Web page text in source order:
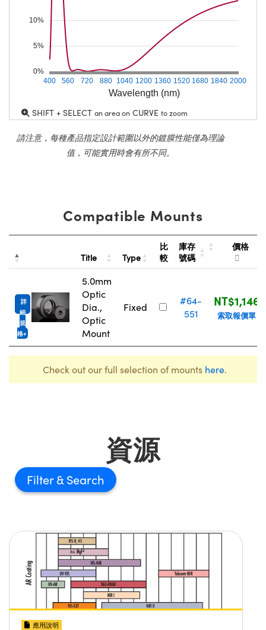
Wavelength (nm)
400 560 720 880 1040 1200 1360 1520 1680 1840 2000
0%
5%
10%
SHIFT + SELECT an area on CURVE to zoom
請注意，每種產品指定設計範圍以外的鍍膜性能僅為理論
值，可能實用時會有所不同。
Compatible Mounts
Title Type
比
較
庫存
號碼
價格
詳
細
規
格
5.0mm
Optic
Dia.,
Optic
Mount
Fixed
#64-
551
NT$1,146
索取報價單
Check out our full selection of mounts here.
資源
Filter
應用說明